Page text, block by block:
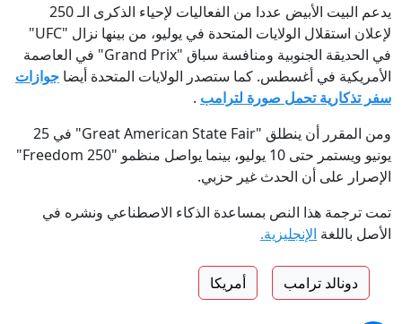
يدعم البيت الأبيض عددا من الفعاليات لإحياء الذكرى الـ 250
لإعلان استقلال الولايات المتحدة في يوليو، من بينها نزال "UFC"
في الحديقة الجنوبية ومنافسة سباق "Grand Prix" في العاصمة
الأمريكية في أغسطس. كما ستصدر الولايات المتحدة أيضا جوازات
سفر تذكارية تحمل صورة لترامب .
ومن المقرر أن ينطلق "Great American State Fair" في 25
يونيو ويستمر حتى 10 يوليو، بينما يواصل منظمو "Freedom 250"
الإصرار على أن الحدث غير حزبي.
تمت ترجمة هذا النص بمساعدة الذكاء الاصطناعي ونشره في
الأصل باللغة الإنجليزية.
دونالد ترامب أمريكا